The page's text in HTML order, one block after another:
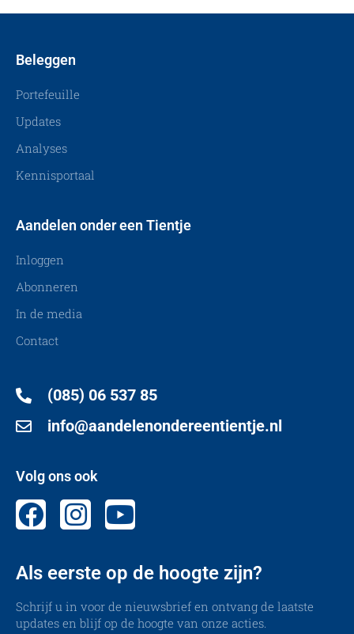
Beleggen
Portefeuille
Updates
Analyses
Kennisportaal
Aandelen onder een Tientje
Inloggen
Abonneren
In de media
Contact
(085) 06 537 85
info@aandelenondereentientje.nl
Volg ons ook
Als eerste op de hoogte zijn?
Schrijf u in voor de nieuwsbrief en ontvang de laatste
updates en blijf op de hoogte van onze acties.